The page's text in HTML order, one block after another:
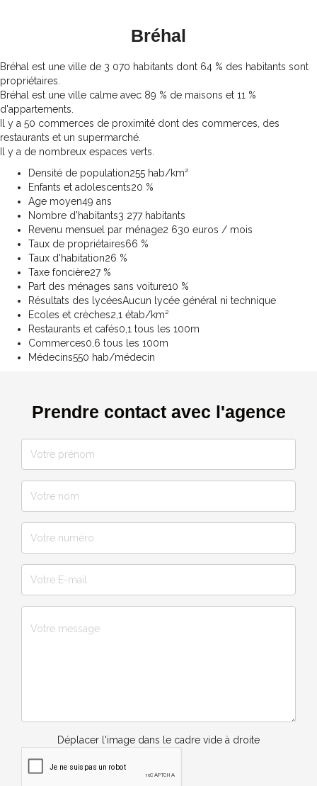
Bréhal
Bréhal est une ville de 3 070 habitants dont 64 % des habitants sont
propriétaires.
Bréhal est une ville calme avec 89 % de maisons et 11 %
d'appartements.
Il y a 50 commerces de proximité dont des commerces, des
restaurants et un supermarché.
Il y a de nombreux espaces verts.
Densité de population255 hab/km²
Enfants et adolescents20 %
Age moyen49 ans
Nombre d'habitants3 277 habitants
Revenu mensuel par ménage2 630 euros / mois
Taux de propriétaires66 %
Taux d'habitation26 %
Taxe foncière27 %
Part des ménages sans voiture10 %
Résultats des lycéesAucun lycée général ni technique
Ecoles et crèches2,1 étab/km²
Restaurants et cafés0,1 tous les 100m
Commerces0,6 tous les 100m
Médecins550 hab/médecin
Prendre contact avec l'agence
Déplacer l'image dans le cadre vide à droite